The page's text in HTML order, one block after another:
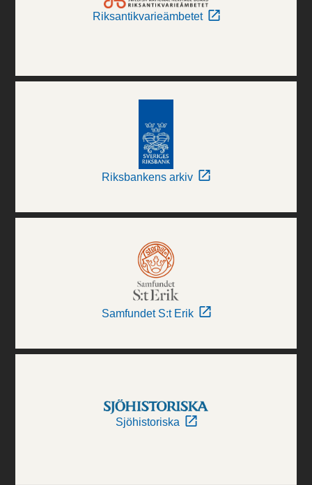
Riksantikvarieämbetet
Riksbankens arkiv
Samfundet S:t Erik
Sjöhistoriska